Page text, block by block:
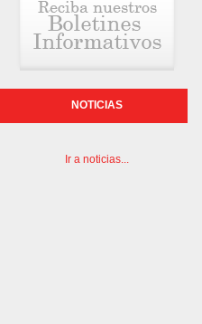
NOTICIAS
Ir a noticias...